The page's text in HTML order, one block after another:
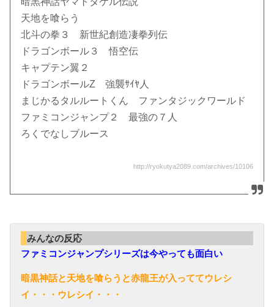
天地を喰らう
北斗の拳３ 新世紀創造凄拳列伝
ドラゴンボール３ 悟空伝
キャプテン翼２
ドラゴンボールZ 強襲ｻｲﾔ人
まじかるタルルートくん ファンタジックワールド
ファミコンジャンプ２ 最強の７人
ろくでなしブルース
http://ryokutya2089.com/archives/10106
みんなの反応
ファミコンジャンプシリーズは今やっても面白い
暗黒神話と天地を喰らうと赤龍王が入っててウレシ
イ・・・ウレシイ・・・